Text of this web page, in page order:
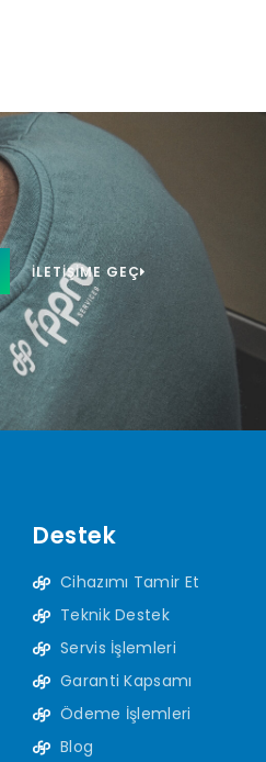
İLETIŞIME GEÇ
Destek
Cihazımı Tamir Et
Teknik Destek
Servis İşlemleri
Garanti Kapsamı
Ödeme İşlemleri
Blog